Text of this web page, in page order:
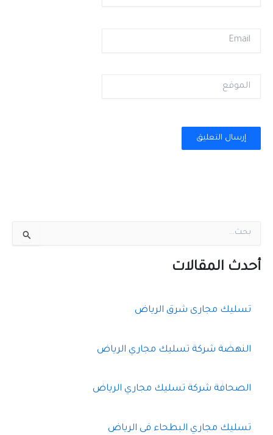
Email
الموقع
ح
أحدث المقالات
تسليك مجارى شرق الرياض
النهضة شركة تسليك مجاري الرياض
الصحافة شركة تسليك مجاري الرياض
تسليك مجاري البطحاء فى الرياض